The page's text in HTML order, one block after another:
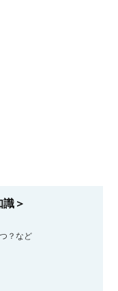
識＞
？など